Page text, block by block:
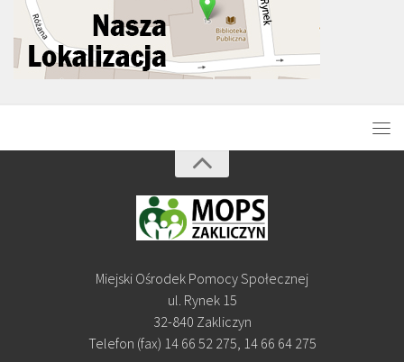
Miejski Ośrodek Pomocy Społecznej
ul. Rynek 15
32-840 Zakliczyn
Telefon (fax) 14 66 52 275, 14 66 64 275